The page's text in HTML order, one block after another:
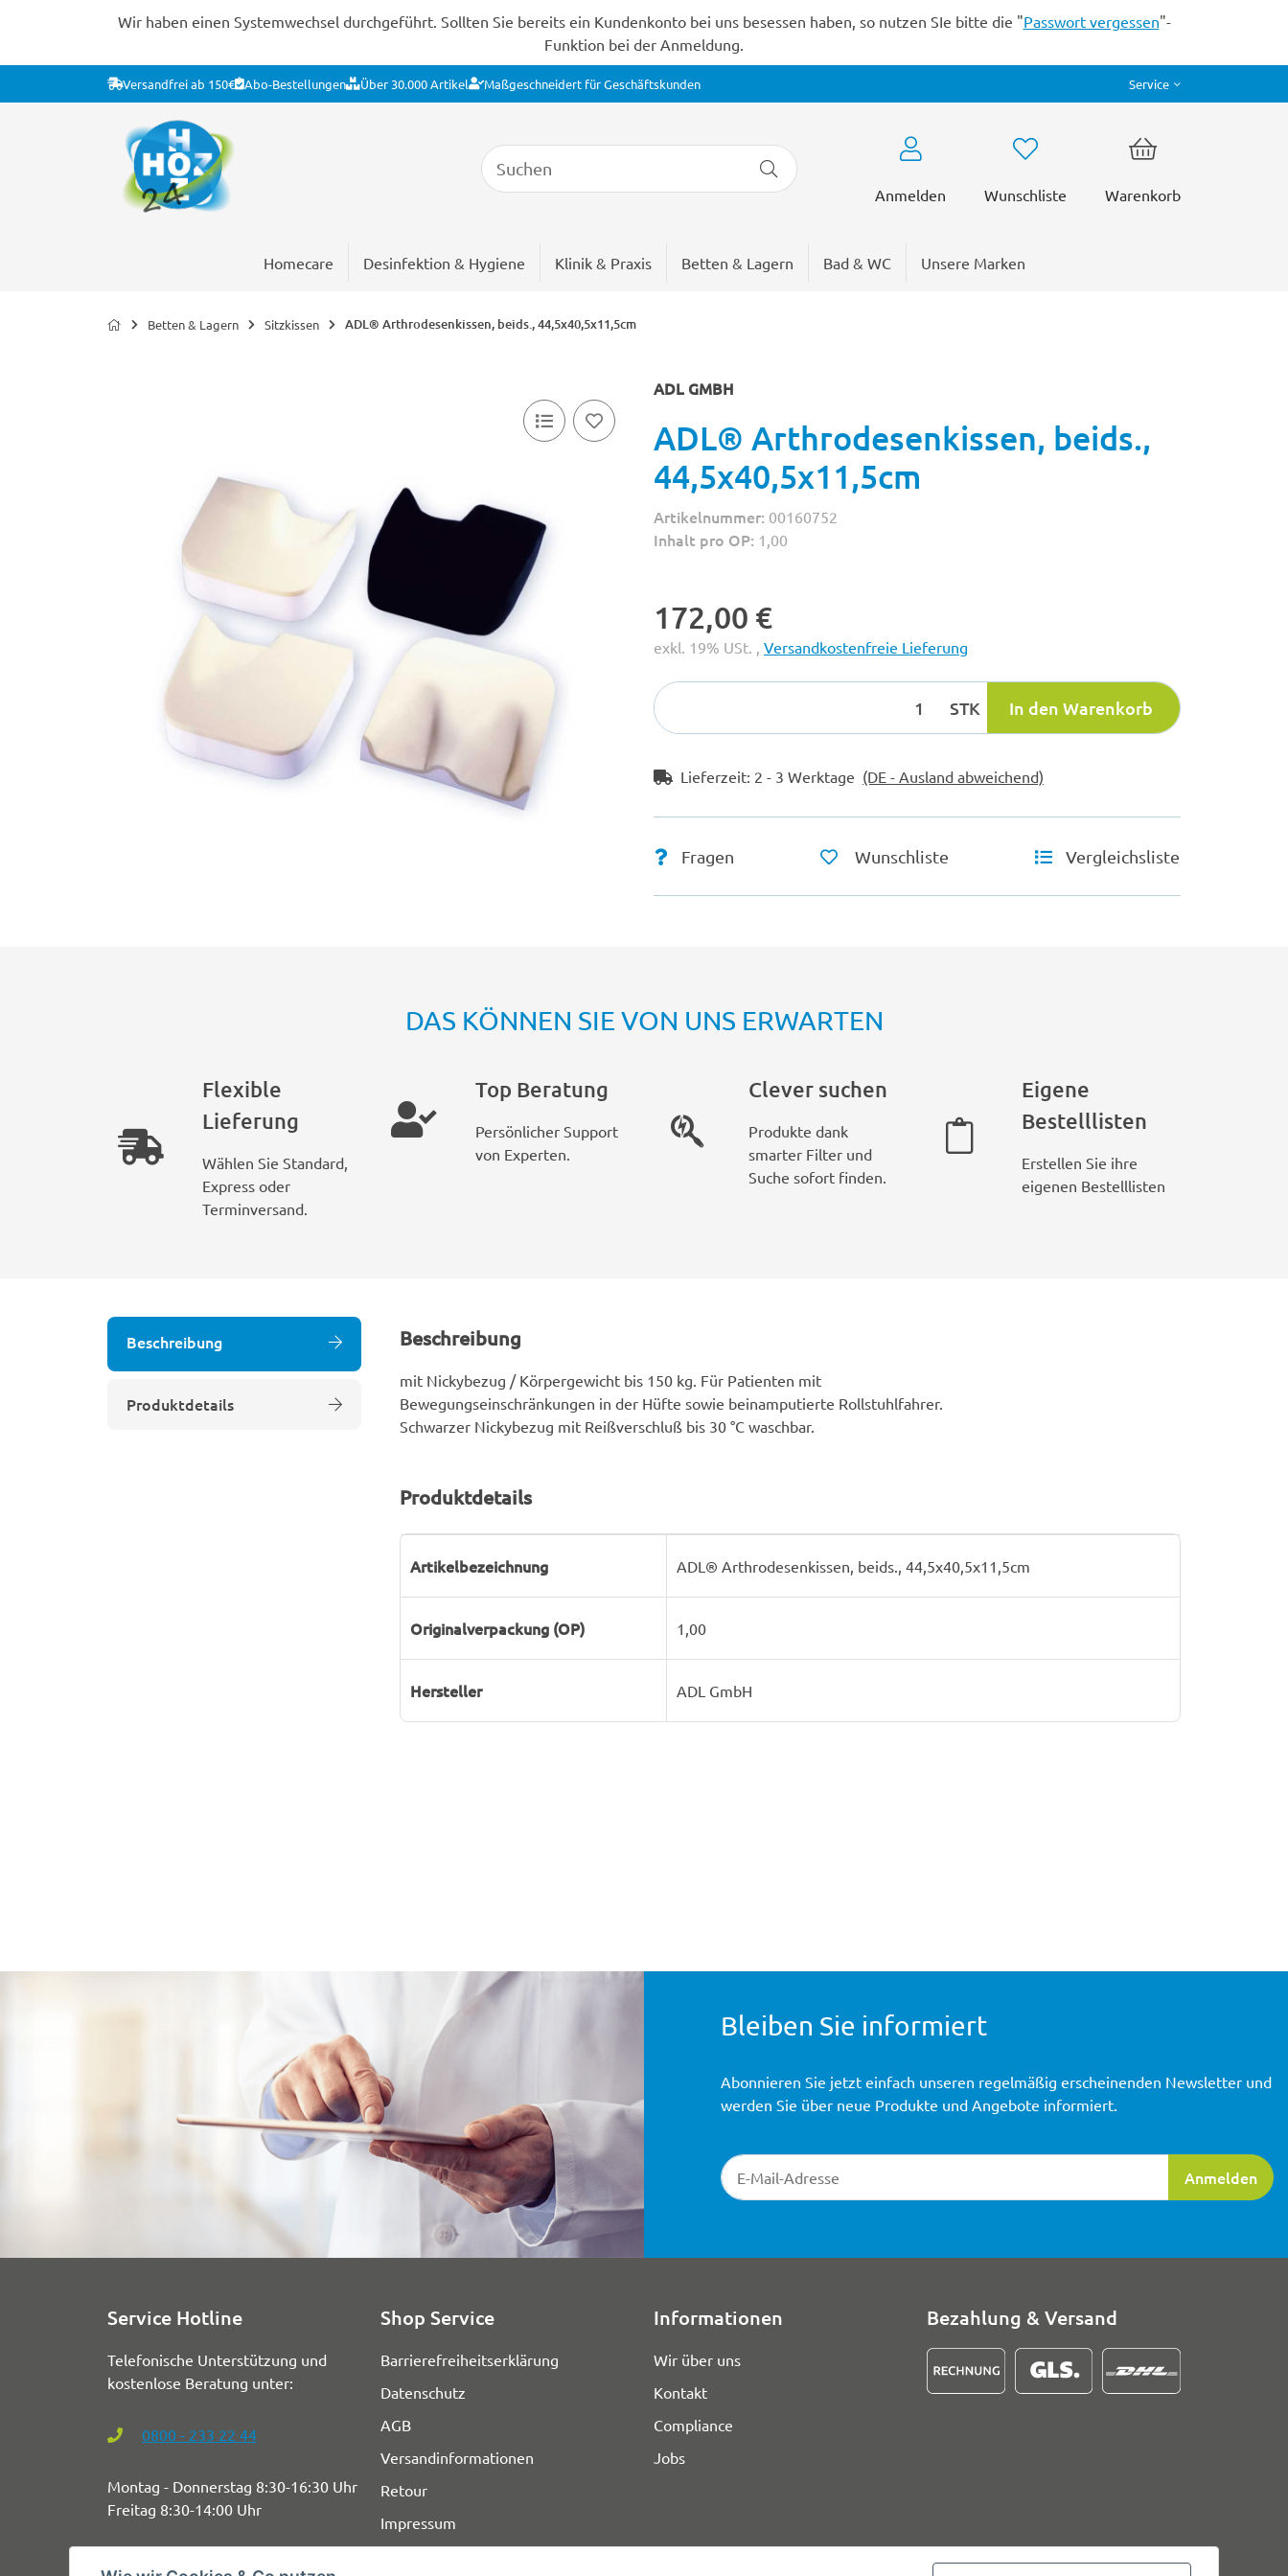
Wir haben einen Systemwechsel durchgeführt. Sollten Sie bereits ein Kundenkonto bei uns besessen haben, so nutzen SIe bitte die "Passwort vergessen"-
Funktion bei der Anmeldung.
Versandfrei ab 150€ Abo-Bestellungen Über 30.000 Artikel Maßgeschneidert für Geschäftskunden Service
Anmelden Wunschliste Warenkorb
Homecare Desinfektion & Hygiene Klinik & Praxis Betten & Lagern Bad & WC Unsere Marken
Betten & Lagern Sitzkissen ADL® Arthrodesenkissen, beids., 44,5x40,5x11,5cm
ADL GMBH
ADL® Arthrodesenkissen, beids.,
44,5x40,5x11,5cm
Artikelnummer: 00160752
Inhalt pro OP: 1,00
172,00 €
exkl. 19% USt. , Versandkostenfreie Lieferung
STK In den Warenkorb
Lieferzeit: 2 - 3 Werktage (DE - Ausland abweichend)
Fragen Wunschliste Vergleichsliste
DAS KÖNNEN SIE VON UNS ERWARTEN
Flexible
Lieferung
Wählen Sie Standard,
Express oder
Terminversand.
Top Beratung
Persönlicher Support
von Experten.
Clever suchen
Produkte dank
smarter Filter und
Suche sofort finden.
Eigene
Bestelllisten
Erstellen Sie ihre
eigenen Bestelllisten
Beschreibung
Produktdetails
Beschreibung
mit Nickybezug / Körpergewicht bis 150 kg. Für Patienten mit
Bewegungseinschränkungen in der Hüfte sowie beinamputierte Rollstuhlfahrer.
Schwarzer Nickybezug mit Reißverschluß bis 30 °C waschbar.
Produktdetails
Artikelbezeichnung ADL® Arthrodesenkissen, beids., 44,5x40,5x11,5cm
Originalverpackung (OP) 1,00
Hersteller ADL GmbH
Bleiben Sie informiert
Newsletter-Registrierung
Anmelden
Abonnieren Sie jetzt einfach unseren regelmäßig erscheinenden Newsletter und
werden Sie über neue Produkte und Angebote informiert.
Service Hotline
Telefonische Unterstützung und
kostenlose Beratung unter:
0800 - 233 22 44
Montag - Donnerstag 8:30-16:30 Uhr
Freitag 8:30-14:00 Uhr
Shop Service
Barrierefreiheitserklärung
Datenschutz
AGB
Versandinformationen
Retour
Impressum
Informationen
Wir über uns
Kontakt
Compliance
Jobs
Bezahlung & Versand